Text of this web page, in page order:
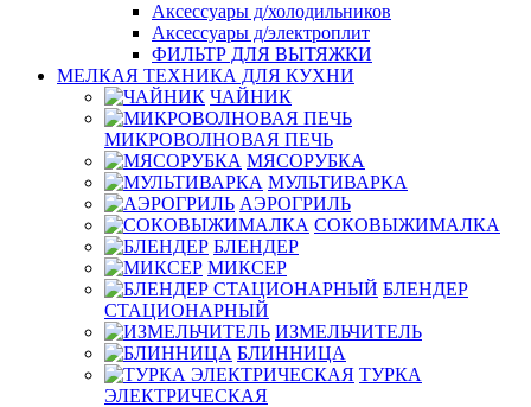
Аксессуары д/холодильников
Аксессуары д/электроплит
ФИЛЬТР ДЛЯ ВЫТЯЖКИ
МЕЛКАЯ ТЕХНИКА ДЛЯ КУХНИ
ЧАЙНИК
МИКРОВОЛНОВАЯ ПЕЧЬ
МЯСОРУБКА
МУЛЬТИВАРКА
АЭРОГРИЛЬ
СОКОВЫЖИМАЛКА
БЛЕНДЕР
МИКСЕР
БЛЕНДЕР
СТАЦИОНАРНЫЙ
ИЗМЕЛЬЧИТЕЛЬ
БЛИННИЦА
ТУРКА
ЭЛЕКТРИЧЕСКАЯ